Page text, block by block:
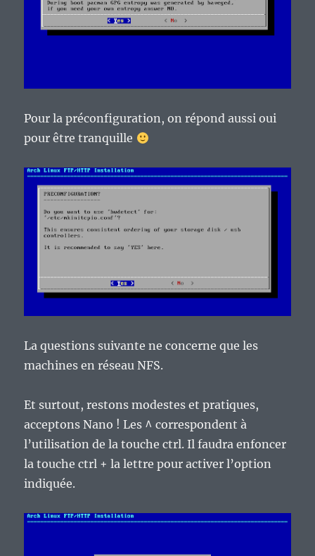
Pour la préconfiguration, on répond aussi oui
pour être tranquille
La questions suivante ne concerne que les
machines en réseau NFS.
Et surtout, restons modestes et pratiques,
acceptons Nano ! Les ^ correspondent à
l’utilisation de la touche ctrl. Il faudra enfoncer
la touche ctrl + la lettre pour activer l’option
indiquée.